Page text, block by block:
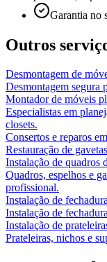
Garantia no
Outros
Desmontagem de
Desmontagem segura
Montador de móveis
Especialistas em
closets.
Consertos e reparos
Restauração de
Instalação de quadros
Quadros, espelhos e
profissional.
Instalação de
Instalação de
Instalação de
Prateleiras, nichos e